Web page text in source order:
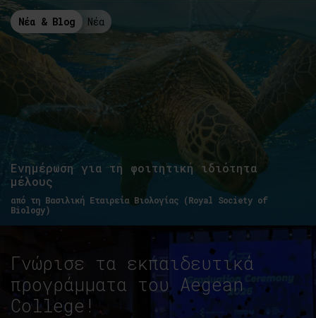
Νέα & Blog Νέα
Ενημέρωση για τη φοιτητική ιδιότητα
μέλους
από τη Βασιλική Εταιρεία Βιολογίας (Royal Society of
Biology)
Γνώρισε τα εκπαιδευτικά
προγράμματα του Aegean
College!